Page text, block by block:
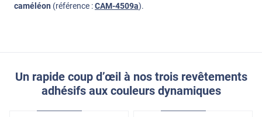
caméléon (référence :CAM-4509a).
Un rapide coup d’œil à nos trois revêtements
adhésifs aux couleurs dynamiques